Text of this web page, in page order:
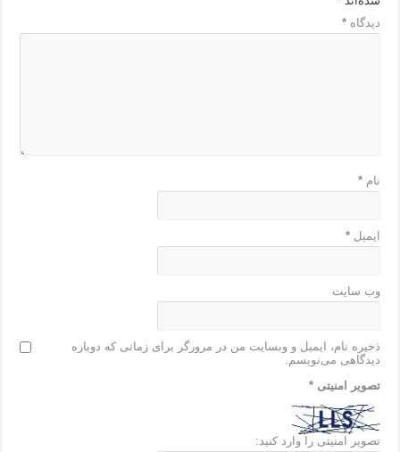
دیدگاه*
نام*
ایمیل*
وب‌ سایت
ذخیره نام، ایمیل و وبسایت من در مرورگر برای زمانی که دوباره
دیدگاهی می‌نویسم.
تصویر امنیتی*
تصویر امنیتی را وارد کنید: